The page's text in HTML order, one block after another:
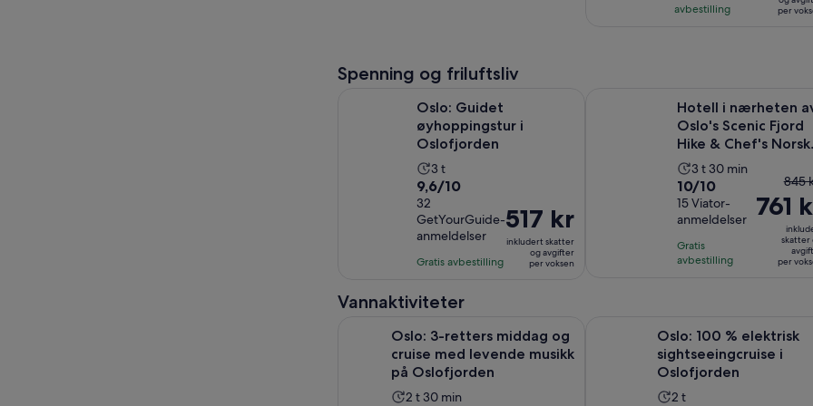
7
avbestilling
per
Spenning og friluftsliv
Oslo: Guidet
øyhoppingstur i
Oslofjorden
Aktivitetens
varighet
3
timer
3 t
9.6
av
10
med
32
9,6/10
32
GetYourGuide-
anmeldelser
Gratis avbestilling
Prisen
er
517 kr
517 kr
inkludert skatter
og avgifter
per voksen
Hotell i nærheten
Oslo's Scenic Fjord
Hike & Chef's Norsk
Forest Waffle
Aktivitetens
varighet
er
3
timer
og
3 t 30 min
10.0
av
10
med
15
10/10
15 Viator-
anmeldelser
Gratis
avbestilling
pris
var
845
og
761 kr
845
761
skatter
per
Vannaktiviteter
Oslo: 3-retters middag og
cruise med levende musikk
på Oslofjorden
Aktivitetens
2 t 30 min
Oslo: 100 % elektrisk
sightseeingcruise i
Oslofjorden
Aktivitetens
2 t